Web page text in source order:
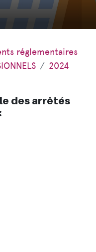
réglementaires
2024
des arrêtés